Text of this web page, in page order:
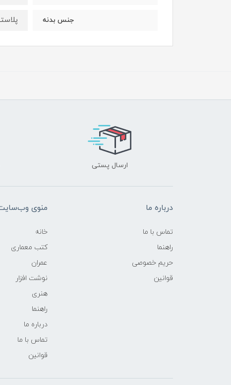
جنس بدنه
ارسال پستی
درباره ما
تماس با ما
راهنما
حریم خصوصی
قوانین
منوی
خانه
کتب معماری
عمران
نوشت افزار
هنری
راهنما
درباره ما
تماس با ما
قوانین